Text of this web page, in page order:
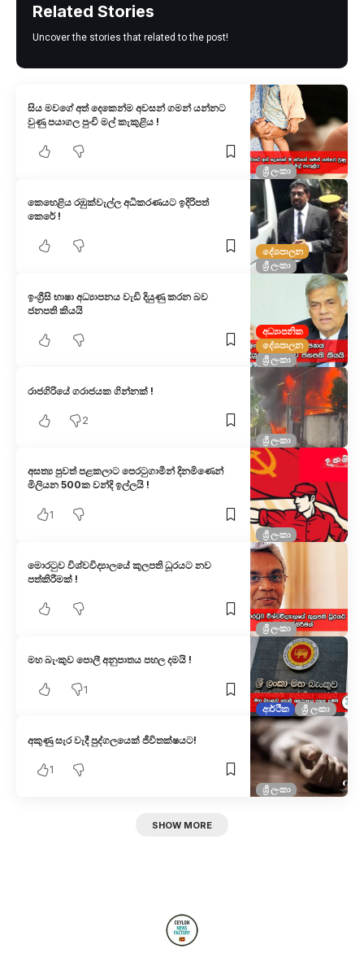
Related Stories
Uncover the stories that related to the post!
ශ්‍රී ලංකා
සිය මවගේ අත් දෙකෙන්ම අවසන් ගමන් යන්නට
වුණු පයාගල පුංචි මල් කැකුළිය !
දේශපාලන
ශ්‍රී ලංකා
කෙහෙළිය රඹුක්වැල්ල අධිකරණයට ඉදිරිපත්
කෙරේ !
අධ්‍යාපනික
දේශපාලන
ශ්‍රී ලංකා
ඉංග්‍රීසි භාෂා අධ්‍යාපනය වැඩි දියුණු කරන බව
ජනපති කියයි
ශ්‍රී ලංකා
රාජගිරියේ ගරාජයක ගින්නක් !
2
ශ්‍රී ලංකා
අසත්‍ය පුවත් පළකලාට පෙරටුගාමීන් දිනමිණෙන්
මිලියන 500ක වන්දි ඉල්ලයි !
1
ශ්‍රී ලංකා
මොරටුව විශ්වවිද්‍යාලයේ කුලපති ධූරයට නව
පත්කිරීමක් !
ආර්ථික ශ්‍රී ලංකා
මහ බැංකුව පොලී අනුපාතය පහල දමයි !
1
ශ්‍රී ලංකා
අකුණු සැර වැදී පුද්ගලයෙක් ජීවිතක්ෂයට!
1
SHOW MORE